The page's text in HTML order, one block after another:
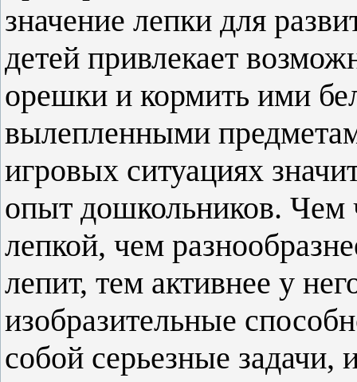
значение лепки для
детей привлекает
орешки и кормить ими
вылепленными
игровых ситуациях
опыт дошкольников. Чем
лепкой, чем
лепит, тем активнее у
изобразительные
собой серьезные задачи,